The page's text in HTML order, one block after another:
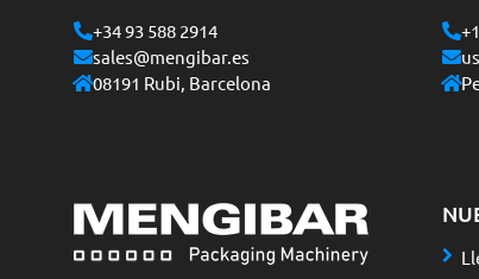
+34 93 588 2914
sales@mengibar.es
08191 Rubi, Barcelona